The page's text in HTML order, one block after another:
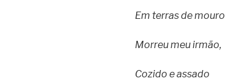
Em terras de mouro
Morreu meu irmão,
Cozido e assado